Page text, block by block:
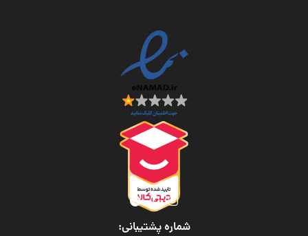
شماره پشتیبانی: